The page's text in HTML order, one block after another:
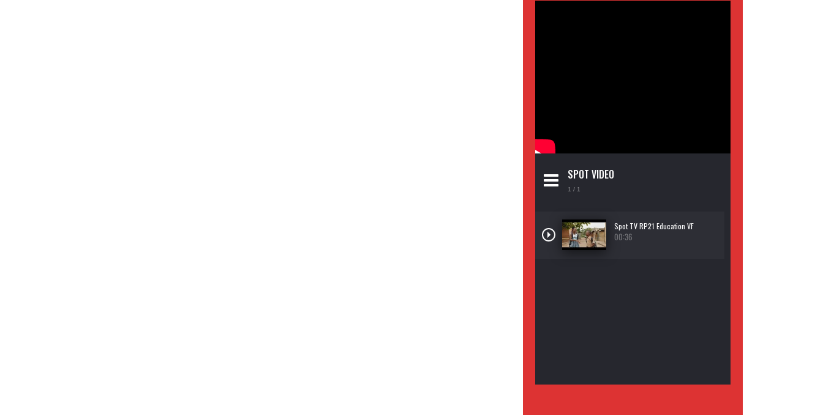
SPOT VIDEO
1 / 1
Spot TV RP21 Education VF
00:36